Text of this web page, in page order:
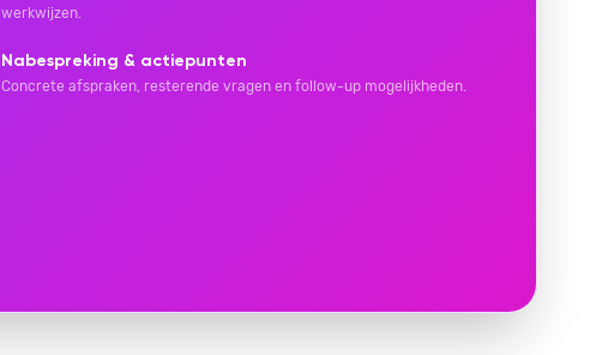
werkwijzen.
Nabespreking & actiepunten
Concrete afspraken, resterende vragen en follow-up mogelijkheden.